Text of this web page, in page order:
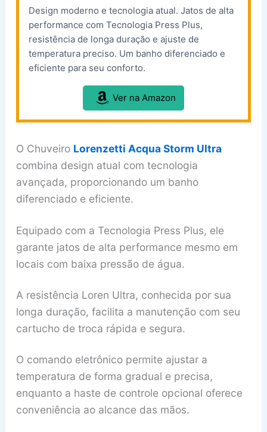
Design moderno e tecnologia atual. Jatos de alta
performance com Tecnologia Press Plus,
resistência de longa duração e ajuste de
temperatura preciso. Um banho diferenciado e
eficiente para seu conforto.
Ver na Amazon
O Chuveiro Lorenzetti Acqua Storm Ultra
combina design atual com tecnologia
avançada, proporcionando um banho
diferenciado e eficiente.
Equipado com a Tecnologia Press Plus, ele
garante jatos de alta performance mesmo em
locais com baixa pressão de água.
A resistência Loren Ultra, conhecida por sua
longa duração, facilita a manutenção com seu
cartucho de troca rápida e segura.
O comando eletrônico permite ajustar a
temperatura de forma gradual e precisa,
enquanto a haste de controle opcional oferece
conveniência ao alcance das mãos.